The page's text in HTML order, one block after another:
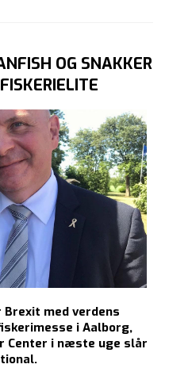
OG SNAKKER
Brexit med verdens
i Aalborg,
Center i næste uge slår